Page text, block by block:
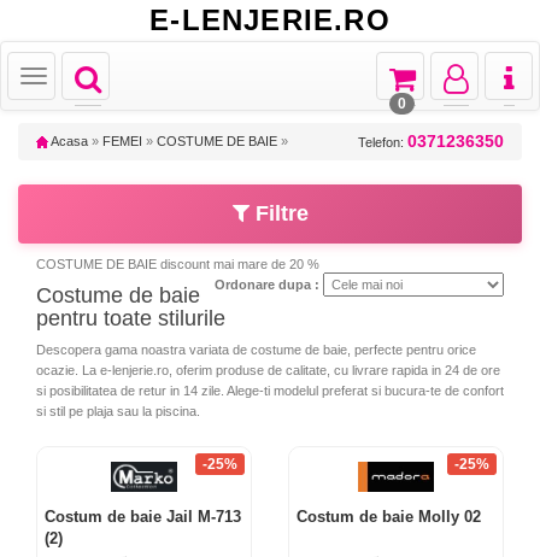
E-LENJERIE.RO
Toggle
navigation
Toggle
Toggle
navigation
Toggle
navigation
Toggle
navigation
0
Acasa » FEMEI » COSTUME DE BAIE » Telefon: 0371236350
Filtre
COSTUME DE BAIE discount mai mare de 20 %
Ordonare dupa :
Costume de baie
pentru toate stilurile
Descopera gama noastra variata de costume de baie, perfecte pentru orice
ocazie. La e-lenjerie.ro, oferim produse de calitate, cu livrare rapida in 24 de ore
si posibilitatea de retur in 14 zile. Alege-ti modelul preferat si bucura-te de confort
si stil pe plaja sau la piscina.
-25%
Costum de baie Jail M-713
(2)
-25%
Costum de baie Molly 02